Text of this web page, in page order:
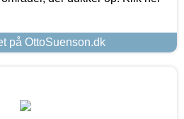
på OttoSuenson.dk